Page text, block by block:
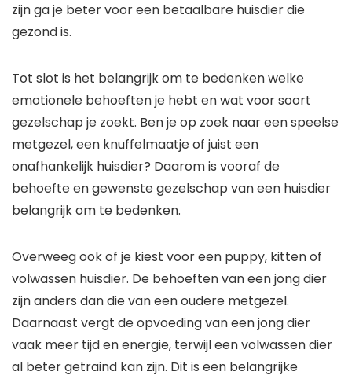
zijn ga je beter voor een betaalbare huisdier die
gezond is.
Tot slot is het belangrijk om te bedenken welke
emotionele behoeften je hebt en wat voor soort
gezelschap je zoekt. Ben je op zoek naar een speelse
metgezel, een knuffelmaatje of juist een
onafhankelijk huisdier? Daarom is vooraf de
behoefte en gewenste gezelschap van een huisdier
belangrijk om te bedenken.
Overweeg ook of je kiest voor een puppy, kitten of
volwassen huisdier. De behoeften van een jong dier
zijn anders dan die van een oudere metgezel.
Daarnaast vergt de opvoeding van een jong dier
vaak meer tijd en energie, terwijl een volwassen dier
al beter getraind kan zijn. Dit is een belangrijke